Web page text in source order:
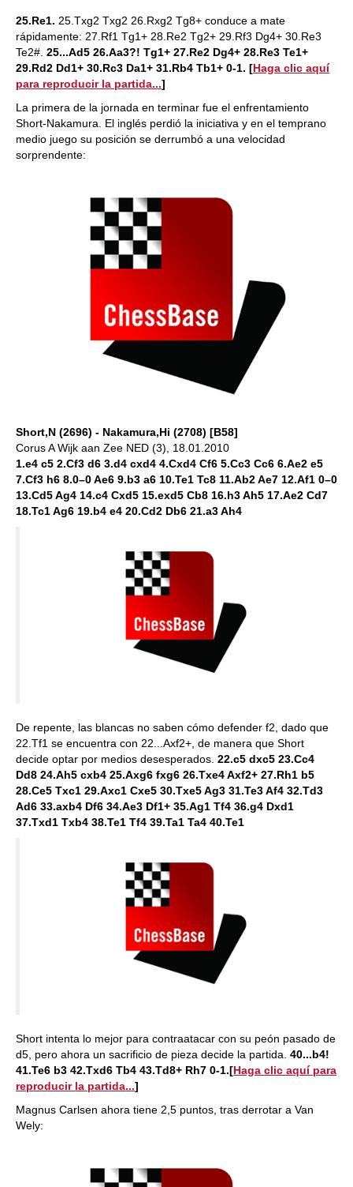
25.Re1. 25.Txg2 Txg2 26.Rxg2 Tg8+ conduce a mate
rápidamente: 27.Rf1 Tg1+ 28.Re2 Tg2+ 29.Rf3 Dg4+ 30.Re3
Te2#. 25...Ad5 26.Aa3?! Tg1+ 27.Re2 Dg4+ 28.Re3 Te1+
29.Rd2 Dd1+ 30.Rc3 Da1+ 31.Rb4 Tb1+ 0-1. [Haga clic aquí
para reproducir la partida...]
La primera de la jornada en terminar fue el enfrentamiento
Short-Nakamura. El inglés perdió la iniciativa y en el temprano
medio juego su posición se derrumbó a una velocidad
sorprendente:
Short,N (2696) - Nakamura,Hi (2708) [B58]
Corus A Wijk aan Zee NED (3), 18.01.2010
1.e4 c5 2.Cf3 d6 3.d4 cxd4 4.Cxd4 Cf6 5.Cc3 Cc6 6.Ae2 e5
7.Cf3 h6 8.0–0 Ae6 9.b3 a6 10.Te1 Tc8 11.Ab2 Ae7 12.Af1 0–0
13.Cd5 Ag4 14.c4 Cxd5 15.exd5 Cb8 16.h3 Ah5 17.Ae2 Cd7
18.Tc1 Ag6 19.b4 e4 20.Cd2 Db6 21.a3 Ah4
De repente, las blancas no saben cómo defender f2, dado que
22.Tf1 se encuentra con 22...Axf2+, de manera que Short
decide optar por medios desesperados. 22.c5 dxc5 23.Cc4
Dd8 24.Ah5 cxb4 25.Axg6 fxg6 26.Txe4 Axf2+ 27.Rh1 b5
28.Ce5 Txc1 29.Axc1 Cxe5 30.Txe5 Ag3 31.Te3 Af4 32.Td3
Ad6 33.axb4 Df6 34.Ae3 Df1+ 35.Ag1 Tf4 36.g4 Dxd1
37.Txd1 Txb4 38.Te1 Tf4 39.Ta1 Ta4 40.Te1
Short intenta lo mejor para contraatacar con su peón pasado de
d5, pero ahora un sacrificio de pieza decide la partida. 40...b4!
41.Te6 b3 42.Txd6 Tb4 43.Td8+ Rh7 0-1.[Haga clic aquí para
reproducir la partida...]
Magnus Carlsen ahora tiene 2,5 puntos, tras derrotar a Van
Wely: